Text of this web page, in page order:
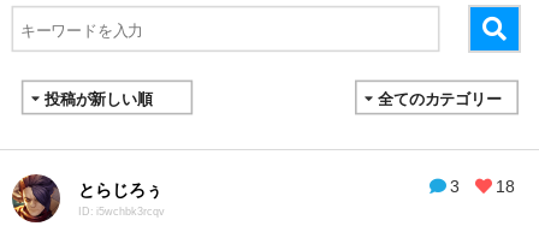
3 18
とらじろぅ
ID: i5wchbk3rcqv